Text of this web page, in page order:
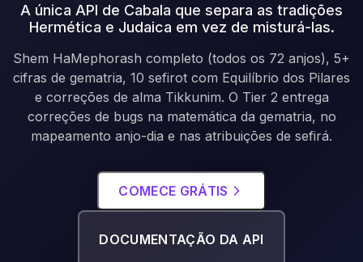
A única API de Cabala que separa as tradições
Hermética e Judaica em vez de misturá-las.
Shem HaMephorash completo (todos os 72 anjos), 5+
cifras de gematria, 10 sefirot com Equilíbrio dos Pilares
e correções de alma Tikkunim. O Tier 2 entrega
correções de bugs na matemática da gematria, no
mapeamento anjo-dia e nas atribuições de sefirá.
COMECE GRÁTIS
DOCUMENTAÇÃO DA API